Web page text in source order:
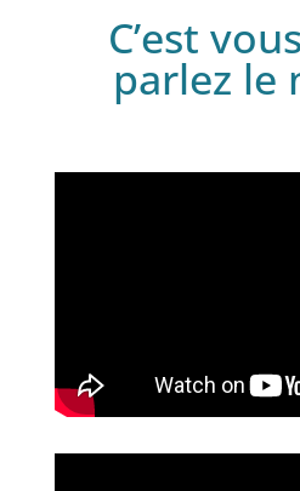
C’est
parlez le